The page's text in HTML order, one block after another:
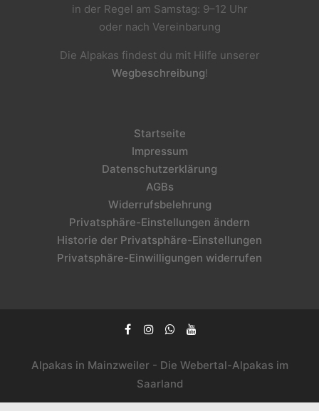
in der Regel am Samstag: 9–12 Uhr
oder nach Vereinbarung
Die Alpakas findest du mit Hilfe unserer
Wegbeschreibung!
Startseite
Impressum
Datenschutzerklärung
AGBs
Widerrufsbelehrung
Privatsphäre-Einstellungen ändern
Historie der Privatsphäre-Einstellungen
Privatsphäre-Einwilligungen widerrufen
Alpakas in Mainzweiler - Die Webertal-Alpakas im
Saarland